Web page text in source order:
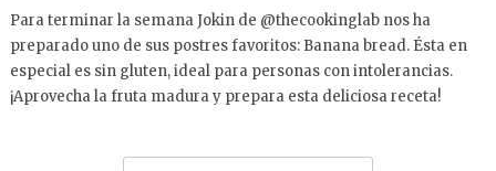
Para terminar la semana Jokin de @thecookinglab nos ha
preparado uno de sus postres favoritos: Banana bread. Ésta en
especial es sin gluten, ideal para personas con intolerancias.
¡Aprovecha la fruta madura y prepara esta deliciosa receta!